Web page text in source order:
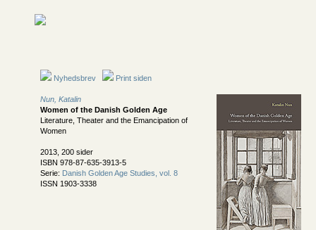
Nyhedsbrev Print siden
Nun, Katalin
Women of the Danish Golden Age
Literature, Theater and the Emancipation of
Women
2013, 200 sider
ISBN 978-87-635-3913-5
Serie: Danish Golden Age Studies, vol. 8
ISSN 1903-3338